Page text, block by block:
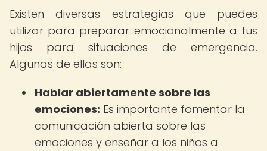
Existen diversas estrategias que puedes
utilizar para preparar emocionalmente a tus
hijos para situaciones de emergencia.
Algunas de ellas son:
Hablar abiertamente sobre las
emociones: Es importante fomentar la
comunicación abierta sobre las
emociones y enseñar a los niños a